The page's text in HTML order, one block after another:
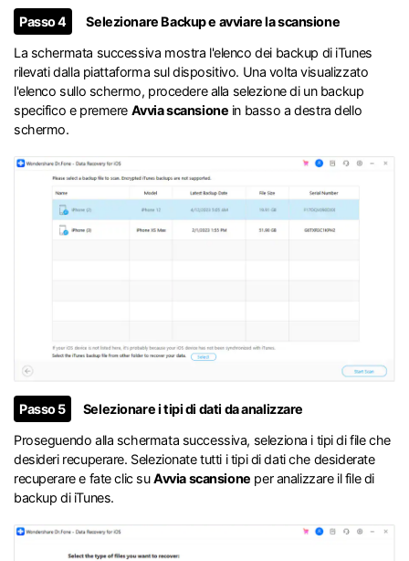
Passo 4
Selezionare Backup e avviare la scansione
La schermata successiva mostra l'elenco dei backup di iTunes
rilevati dalla piattaforma sul dispositivo. Una volta visualizzato
l'elenco sullo schermo, procedere alla selezione di un backup
specifico e premere Avvia scansione in basso a destra dello
schermo.
Passo 5
Selezionare i tipi di dati da analizzare
Proseguendo alla schermata successiva, seleziona i tipi di file che
desideri recuperare. Selezionate tutti i tipi di dati che desiderate
recuperare e fate clic suAvvia scansione per analizzare il file di
backup di iTunes.